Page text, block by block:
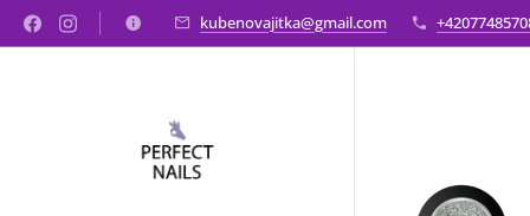
kubenovajitka@gmail.com